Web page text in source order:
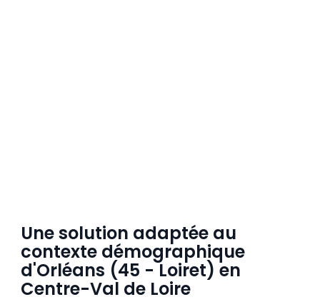
Une solution adaptée au
contexte démographique
d'Orléans (45 - Loiret) en
Centre-Val de Loire